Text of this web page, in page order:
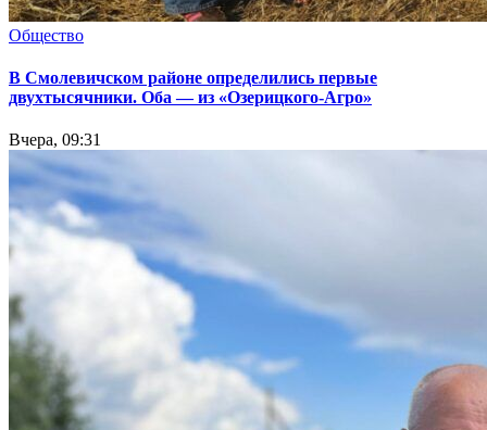
Общество
В Смолевичском районе определились первые
двухтысячники. Оба — из «Озерицкого-Агро»
Вчера, 09:31